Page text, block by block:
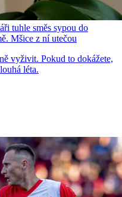
tuhle směs sypou do
Mšice z ní utečou
vyživit. Pokud to dokážete,
léta.